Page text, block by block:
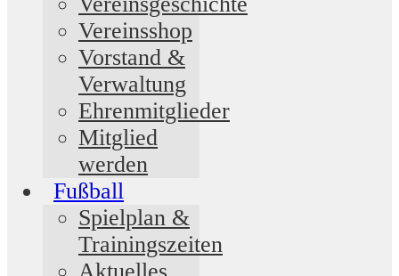
Vereinsshop
Vorstand &
Verwaltung
Ehrenmitglieder
Mitglied
werden
Fußball
Spielplan &
Trainingszeiten
Aktuelles